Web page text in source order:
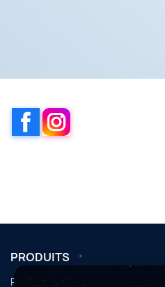
Facebook
PRODUITS
Promotions